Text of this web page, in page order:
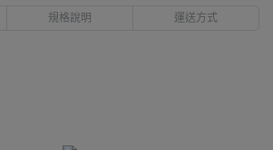
規格說明 運送方式